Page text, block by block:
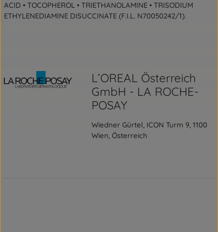
ACID • TOCOPHEROL • TRIETHANOLAMINE • TRISODIUM
ETHYLENEDIAMINE DISUCCINATE (F.I.L. N70050242/1).
L’OREAL Österreich
GmbH - LA ROCHE-
POSAY
Wiedner Gürtel, ICON Turm 9, 1100
Wien, Österreich